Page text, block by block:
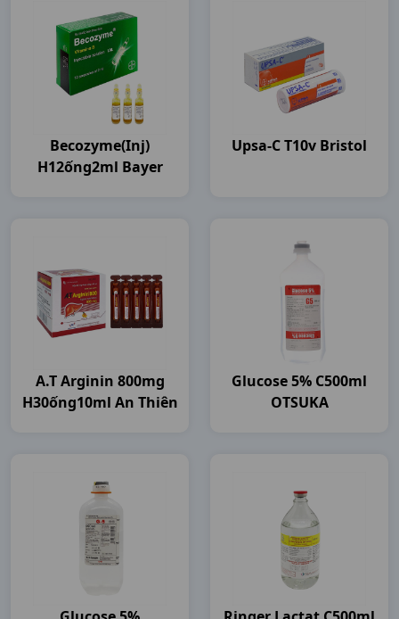
Becozyme(inj)
H12ống2ml Bayer
Upsa-C T10v Bristol
A.t Arginin 800mg
H30ống10ml An Thiên
Glucose 5% C500ml
OTSUKA